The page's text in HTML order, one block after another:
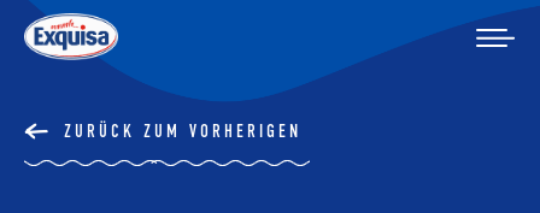
ZURÜCK ZUM VORHERIGEN